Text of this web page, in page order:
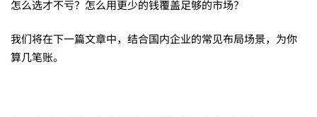
怎么选才不亏？怎么用更少的钱覆盖足够的市场？
我们将在下一篇文章中，结合国内企业的常见布局场景，为你
算几笔账。